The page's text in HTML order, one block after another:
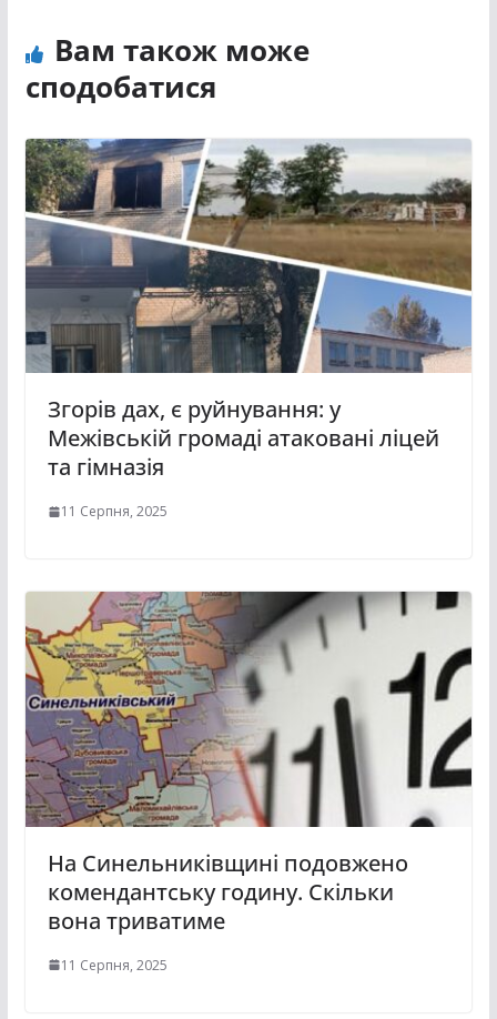
Вам також може
сподобатися
Згорів дах, є руйнування: у
Межівській громаді атаковані ліцей
та гімназія
11 Серпня, 2025
На Синельниківщині подовжено
комендантську годину. Скільки
вона триватиме
11 Серпня, 2025